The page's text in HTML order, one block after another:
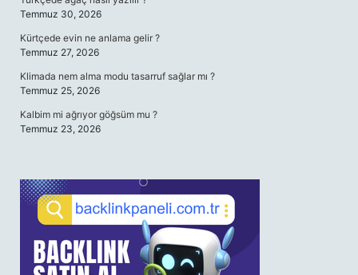
Temmuz 30, 2026
Kürtçede evin ne anlama gelir ?
Temmuz 27, 2026
Klimada nem alma modu tasarruf sağlar mı ?
Temmuz 25, 2026
Kalbim mi ağrıyor göğsüm mu ?
Temmuz 23, 2026